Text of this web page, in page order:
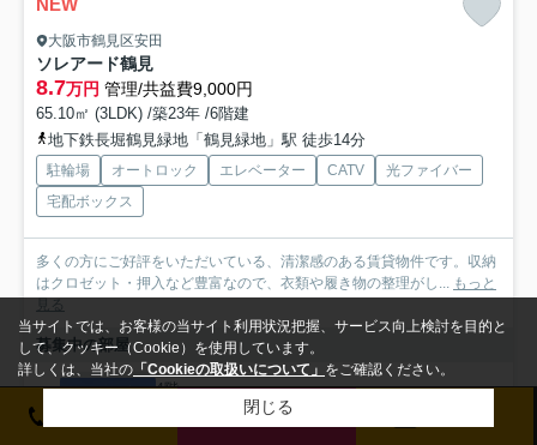
NEW
大阪市鶴見区安田
ソレアード鶴見
8.7万円 管理/共益費9,000円
65.10㎡ (3LDK) /築23年 /6階建
地下鉄長堀鶴見緑地「鶴見緑地」駅 徒歩14分
駐輪場 オートロック エレベーター CATV
光ファイバー
宅配ボックス
多くの方にご好評をいただいている、清潔感のある賃貸物件です。収納
はクロゼット・押入など豊富なので、衣類や履き物の整理がし... もっと
見る
募集中の部屋
4階
お問い合わせ
当サイトでは、お客様の当サイト利用状況把握、サービス向上検討を目的と
して、クッキー（Cookie）を使用しています。
詳しくは、当社の 「Cookieの取扱いについて」 をご確認ください。
閉じる